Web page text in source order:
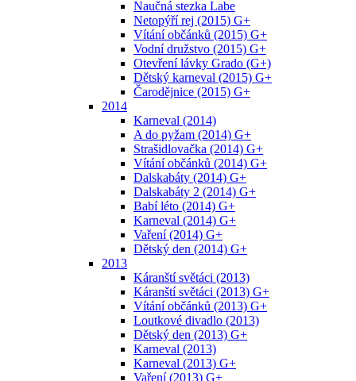
Naučná stezka Labe
Netopýří rej (2015) G+
Vítání občánků (2015) G+
Vodní družstvo (2015) G+
Otevření lávky Grado (G+)
Dětský karneval (2015) G+
Čarodějnice (2015) G+
2014
Karneval (2014)
A do pyžam (2014) G+
Strašidlovačka (2014) G+
Vítání občánků (2014) G+
Dalskabáty (2014) G+
Dalskabáty 2 (2014) G+
Babí léto (2014) G+
Karneval (2014) G+
Vaření (2014) G+
Dětský den (2014) G+
2013
Káranští světáci (2013)
Káranští světáci (2013) G+
Vítání občánků (2013) G+
Loutkové divadlo (2013)
Dětský den (2013) G+
Karneval (2013)
Karneval (2013) G+
Vaření (2013) G+